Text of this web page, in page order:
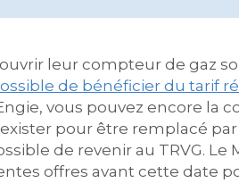
leur compteur de gaz
de bénéficier du tarif
vous pouvez encore la
pour être remplacé
de revenir au TRVG.
offres avant cette date